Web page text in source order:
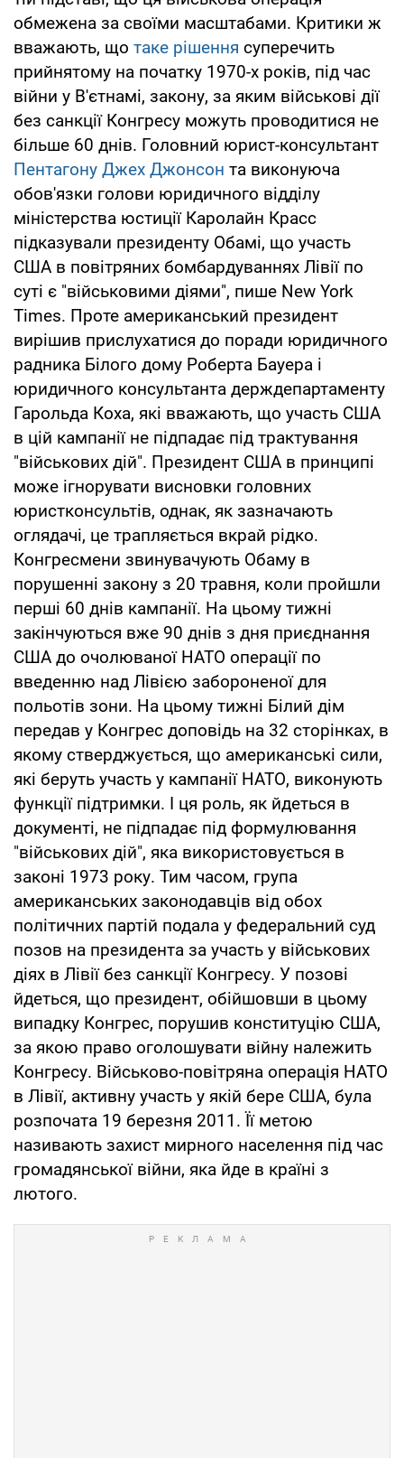
обмежена за своїми масштабами. Критики ж
вважають, що таке рішення суперечить
прийнятому на початку 1970-х років, під час
війни у В'єтнамі, закону, за яким військові дії
без санкції Конгресу можуть проводитися не
більше 60 днів. Головний юрист-консультант
Пентагону Джех Джонсон та виконуюча
обов'язки голови юридичного відділу
міністерства юстиції Каролайн Красс
підказували президенту Обамі, що участь
США в повітряних бомбардуваннях Лівії по
суті є "військовими діями", пише New York
Times. Проте американський президент
вирішив прислухатися до поради юридичного
радника Білого дому Роберта Бауера і
юридичного консультанта держдепартаменту
Гарольда Коха, які вважають, що участь США
в цій кампанії не підпадає під трактування
"військових дій". Президент США в принципі
може ігнорувати висновки головних
юристконсультів, однак, як зазначають
оглядачі, це трапляється вкрай рідко.
Конгресмени звинувачують Обаму в
порушенні закону з 20 травня, коли пройшли
перші 60 днів кампанії. На цьому тижні
закінчуються вже 90 днів з дня приєднання
США до очолюваної НАТО операції по
введенню над Лівією забороненої для
польотів зони. На цьому тижні Білий дім
передав у Конгрес доповідь на 32 сторінках, в
якому стверджується, що американські сили,
які беруть участь у кампанії НАТО, виконують
функції підтримки. І ця роль, як йдеться в
документі, не підпадає під формулювання
"військових дій", яка використовується в
законі 1973 року. Тим часом, група
американських законодавців від обох
політичних партій подала у федеральний суд
позов на президента за участь у військових
діях в Лівії без санкції Конгресу. У позові
йдеться, що президент, обійшовши в цьому
випадку Конгрес, порушив конституцію США,
за якою право оголошувати війну належить
Конгресу. Військово-повітряна операція НАТО
в Лівії, активну участь у якій бере США, була
розпочата 19 березня 2011. Її метою
називають захист мирного населення під час
громадянської війни, яка йде в країні з
лютого.